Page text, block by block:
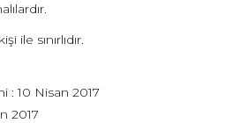
ile sınırlıdır.
: 10 Nisan 2017
2017